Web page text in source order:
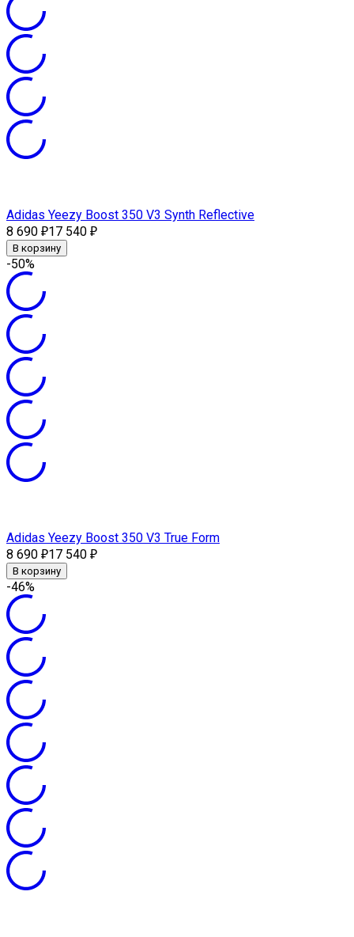
Adidas Yeezy Boost 350 V3 Synth Reflective
8 690 ₽17 540 ₽
В корзину
-50%
Adidas Yeezy Boost 350 V3 True Form
8 690 ₽17 540 ₽
В корзину
-46%